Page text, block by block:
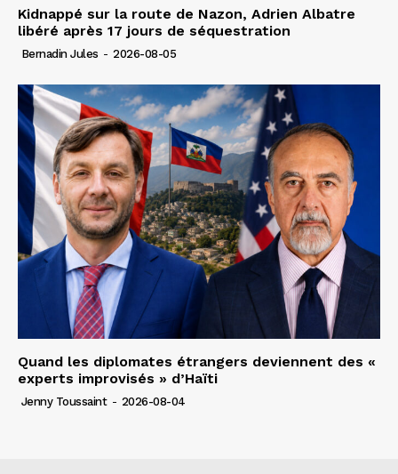
Kidnappé sur la route de Nazon, Adrien Albatre
libéré après 17 jours de séquestration
Bernadin Jules - 2026-08-05
Quand les diplomates étrangers deviennent des «
experts improvisés » d’Haïti
Jenny Toussaint - 2026-08-04